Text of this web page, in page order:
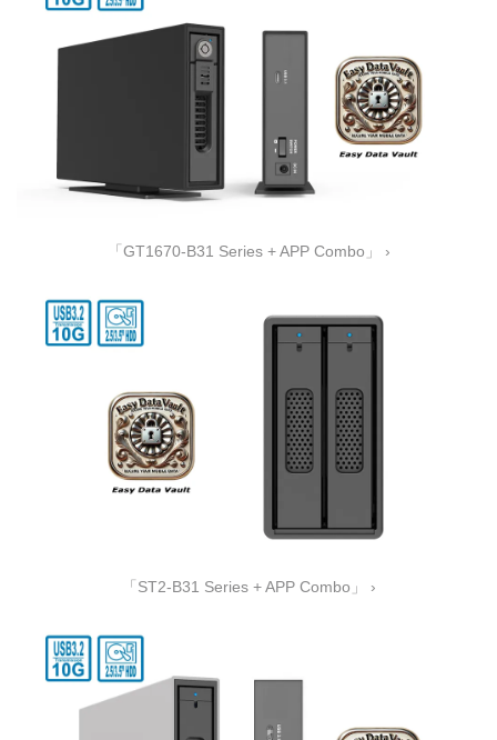
「GT1670-B31 Series + APP Combo」 ›
「ST2-B31 Series + APP Combo」 ›